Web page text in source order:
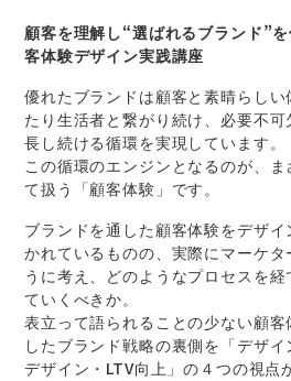
顧客を理解し“選ばれるブランド”
客体験デザイン実践講座
優れたブランドは顧客と素晴らし
たり生活者と繋がり続け、必要不
長し続ける循環を実現しています。
この循環のエンジンとなるのが、
て扱う「顧客体験」です。
ブランドを通した顧客体験をデザ
かれているものの、実際にマーケ
うに考え、どのようなプロセスを
ていくべきか。
表立って語られることの少ない顧
したブランド戦略の裏側を「デザ
デザイン・LTV向上」の４つの視点